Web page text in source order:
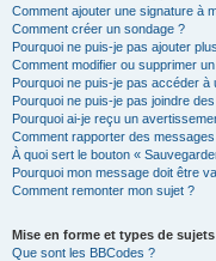
Comment ajouter une signature à
Comment créer un sondage ?
Pourquoi ne puis-je pas ajouter
Comment modifier ou supprimer
Pourquoi ne puis-je pas accéder à
Pourquoi ne puis-je pas joindre
Pourquoi ai-je reçu un
Comment rapporter des
À quoi sert le bouton «
Pourquoi mon message doit être
Comment remonter mon sujet ?
Mise en forme et types de sujets
Que sont les BBCodes ?